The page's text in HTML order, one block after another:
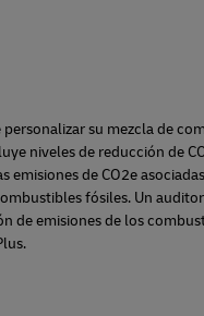
su mezcla de
niveles de reducción de
de CO2e
fósiles. Un
de emisiones de los